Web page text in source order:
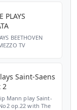
PLAYS
BEETHOVEN
TV
Saint-Saens
2
Mann play Saint-
op.22 with The